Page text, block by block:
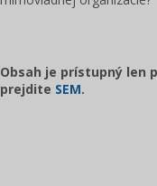
Obsah je prístupný len
prejdite SEM.